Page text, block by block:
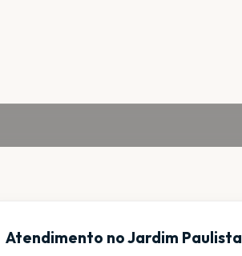
Atendimento no Jardim Paulista